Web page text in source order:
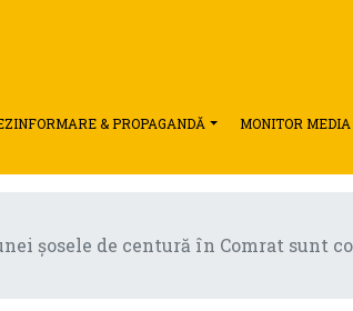
& PROPAGANDĂ MONITOR MEDIA
șosele de centură în Comrat